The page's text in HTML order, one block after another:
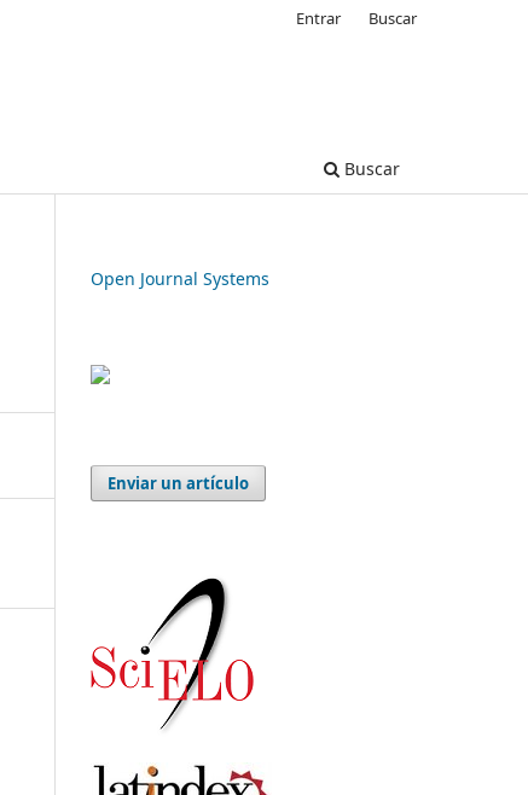
Buscar
Entrar Buscar
Open Journal Systems
Enviar un artículo